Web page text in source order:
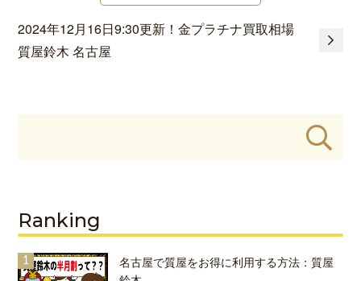
2024年12月16日9:30更新！金プラチナ買取相場
質屋鈴木 名古屋
Ranking
名古屋で質屋をお得に利用する方法：質屋